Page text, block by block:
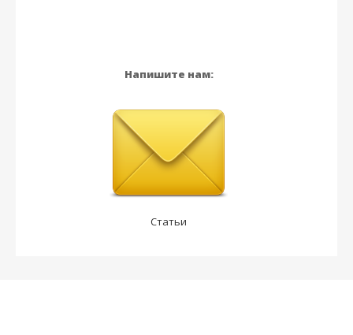
Напишите нам:
Статьи